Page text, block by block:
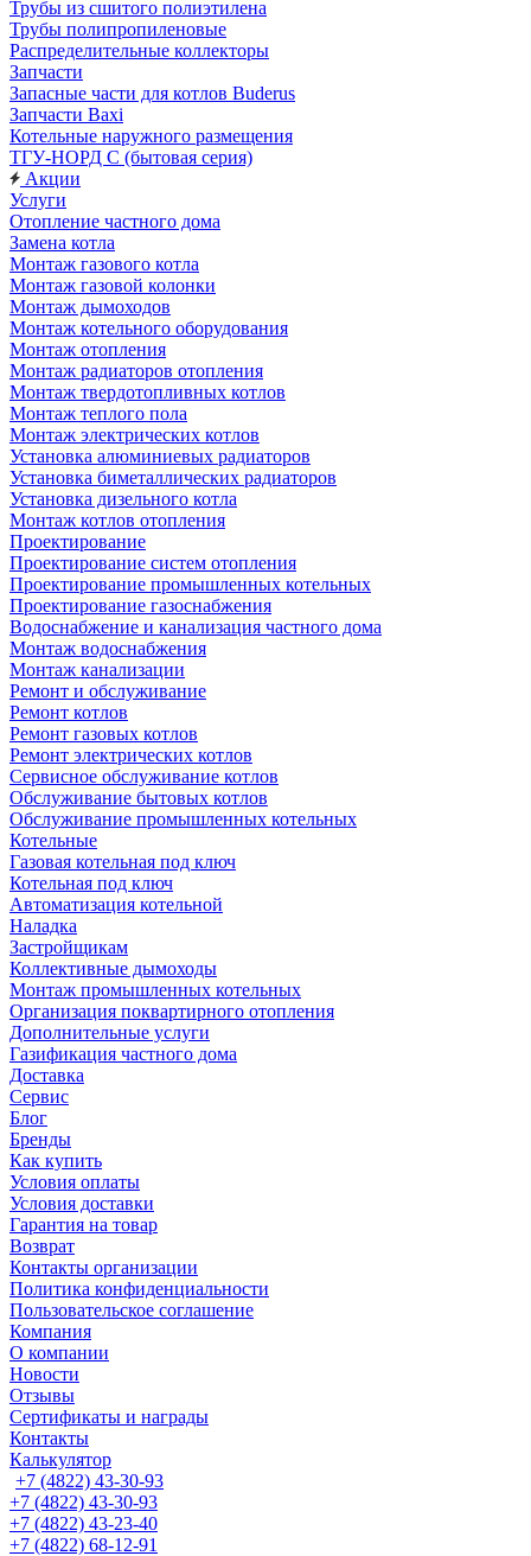
Трубы из сшитого полиэтилена
Трубы полипропиленовые
Распределительные коллекторы
Запчасти
Запасные части для котлов Buderus
Запчасти Baxi
Котельные наружного размещения
ТГУ-НОРД С (бытовая серия)
Акции
Услуги
Отопление частного дома
Замена котла
Монтаж газового котла
Монтаж газовой колонки
Монтаж дымоходов
Монтаж котельного оборудования
Монтаж отопления
Монтаж радиаторов отопления
Монтаж твердотопливных котлов
Монтаж теплого пола
Монтаж электрических котлов
Установка алюминиевых радиаторов
Установка биметаллических радиаторов
Установка дизельного котла
Монтаж котлов отопления
Проектирование
Проектирование систем отопления
Проектирование промышленных котельных
Проектирование газоснабжения
Водоснабжение и канализация частного дома
Монтаж водоснабжения
Монтаж канализации
Ремонт и обслуживание
Ремонт котлов
Ремонт газовых котлов
Ремонт электрических котлов
Сервисное обслуживание котлов
Обслуживание бытовых котлов
Обслуживание промышленных котельных
Котельные
Газовая котельная под ключ
Котельная под ключ
Автоматизация котельной
Наладка
Застройщикам
Коллективные дымоходы
Монтаж промышленных котельных
Организация поквартирного отопления
Дополнительные услуги
Газификация частного дома
Доставка
Сервис
Блог
Бренды
Как купить
Условия оплаты
Условия доставки
Гарантия на товар
Возврат
Контакты организации
Политика конфиденциальности
Пользовательское соглашение
Компания
О компании
Новости
Отзывы
Сертификаты и награды
Контакты
Калькулятор
+7 (4822) 43-30-93
+7 (4822) 43-30-93
+7 (4822) 43-23-40
+7 (4822) 68-12-91